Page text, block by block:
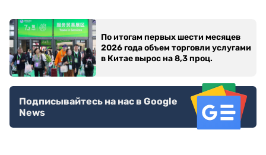
По итогам первых шести месяцев
2026 года объем торговли услугами
в Китае вырос на 8,3 проц.
Подписывайтесь на нас в Google
News